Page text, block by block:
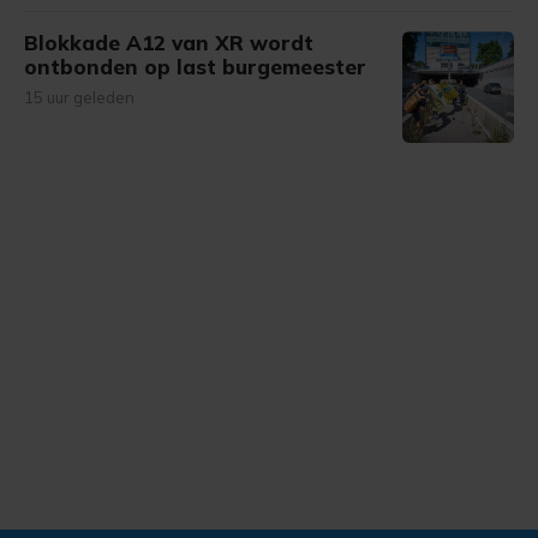
Blokkade A12 van XR wordt
ontbonden op last burgemeester
15 uur geleden